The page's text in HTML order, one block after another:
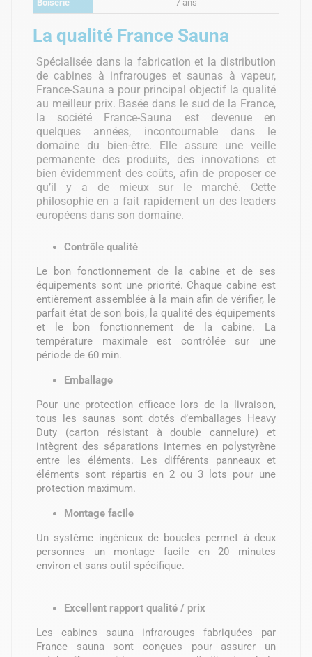
Boiserie 7 ans
La qualité France Sauna
Spécialisée dans la fabrication et la distribution
de cabines à infrarouges et saunas à vapeur,
France-Sauna a pour principal objectif la qualité
au meilleur prix. Basée dans le sud de la France,
la société France-Sauna est devenue en
quelques années, incontournable dans le
domaine du bien-être. Elle assure une veille
permanente des produits, des innovations et
bien évidemment des coûts, afin de proposer ce
qu’il y a de mieux sur le marché. Cette
philosophie en a fait rapidement un des leaders
européens dans son domaine.
Contrôle qualité
Le bon fonctionnement de la cabine et de ses
équipements sont une priorité. Chaque cabine est
entièrement assemblée à la main afin de vérifier, le
parfait état de son bois, la qualité des équipements
et le bon fonctionnement de la cabine. La
température maximale est contrôlée sur une
période de 60 min.
Emballage
Pour une protection efficace lors de la livraison,
tous les saunas sont dotés d’emballages Heavy
Duty (carton résistant à double cannelure) et
intègrent des séparations internes en polystyrène
entre les éléments. Les différents panneaux et
éléments sont répartis en 2 ou 3 lots pour une
protection maximum.
Montage facile
Un système ingénieux de boucles permet à deux
personnes un montage facile en 20 minutes
environ et sans outil spécifique.
Excellent rapport qualité / prix
Les cabines sauna infrarouges fabriquées par
France sauna sont conçues pour assurer un